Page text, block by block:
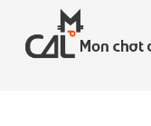
content